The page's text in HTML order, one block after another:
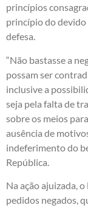
princípios
princípio do
defesa.
“Não bastasse a
possam ser
inclusive a
seja pela falta de
sobre os meios
ausência de
indeferimento do
República.
Na ação ajuizada,
pedidos negados,